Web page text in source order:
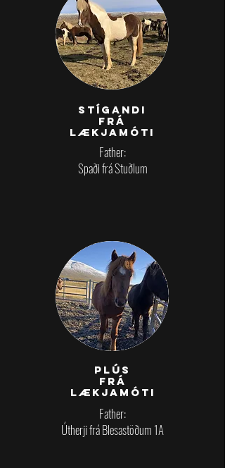
STÍGANDI
FRÁ
LÆKJAMÓTI
Father:
Spaði frá Stuðlum
Plús
FRÁ
LÆKJAMÓTI
Father:
Útherji frá Blesastöðum 1A